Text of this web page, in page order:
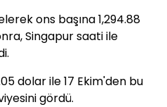
ons başına 1,294.88
Singapur saati ile
dolar ile 17 Ekim'den bu
gördü.